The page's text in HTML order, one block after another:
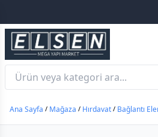
Ana Sayfa / Mağaza / Hırdavat / Bağlantı